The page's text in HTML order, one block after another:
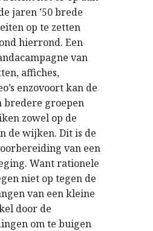
jaren ’50 brede
op te zetten
hierrond. Een
van
affiches,
enzovoort kan de
bredere groepen
zowel op de
de wijken. Dit is de
van een
Want rationele
niet op tegen de
van een kleine
door de
om te buigen